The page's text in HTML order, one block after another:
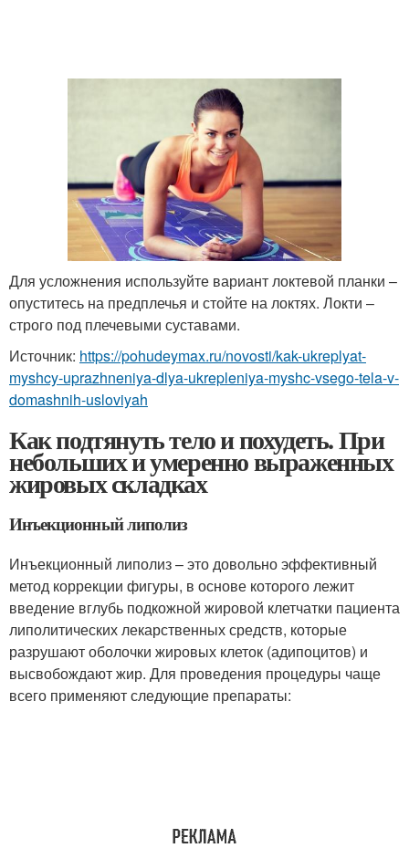
Для усложнения используйте вариант локтевой планки –
опуститесь на предплечья и стойте на локтях. Локти –
строго под плечевыми суставами.
Источник: https://pohudeymax.ru/novosti/kak-ukreplyat-
myshcy-uprazhneniya-dlya-ukrepleniya-myshc-vsego-tela-v-
domashnih-usloviyah
Как подтянуть тело и похудеть. При
небольших и умеренно выраженных
жировых складках
Инъекционный липолиз
Инъекционный липолиз – это довольно эффективный
метод коррекции фигуры, в основе которого лежит
введение вглубь подкожной жировой клетчатки пациента
липолитических лекарственных средств, которые
разрушают оболочки жировых клеток (адипоцитов) и
высвобождают жир. Для проведения процедуры чаще
всего применяют следующие препараты: